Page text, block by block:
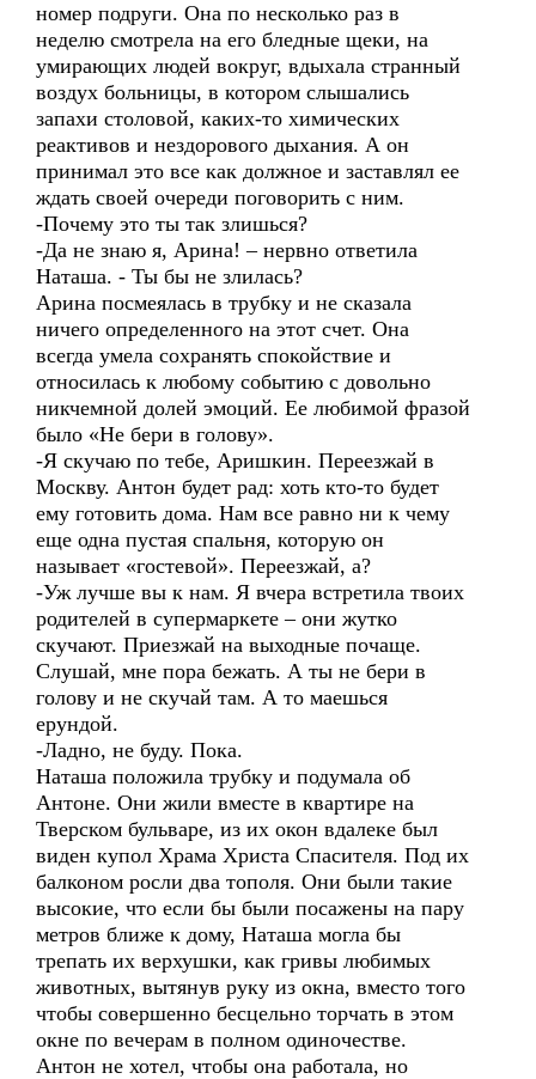
номер подруги. Она по несколько раз в
неделю смотрела на его бледные щеки, на
умирающих людей вокруг, вдыхала странный
воздух больницы, в котором слышались
запахи столовой, каких-то химических
реактивов и нездорового дыхания. А он
принимал это все как должное и заставлял ее
ждать своей очереди поговорить с ним.
-Почему это ты так злишься?
-Да не знаю я, Арина! – нервно ответила
Наташа. - Ты бы не злилась?
Арина посмеялась в трубку и не сказала
ничего определенного на этот счет. Она
всегда умела сохранять спокойствие и
относилась к любому событию с довольно
никчемной долей эмоций. Ее любимой фразой
было «Не бери в голову».
-Я скучаю по тебе, Аришкин. Переезжай в
Москву. Антон будет рад: хоть кто-то будет
ему готовить дома. Нам все равно ни к чему
еще одна пустая спальня, которую он
называет «гостевой». Переезжай, а?
-Уж лучше вы к нам. Я вчера встретила твоих
родителей в супермаркете – они жутко
скучают. Приезжай на выходные почаще.
Слушай, мне пора бежать. А ты не бери в
голову и не скучай там. А то маешься
ерундой.
-Ладно, не буду. Пока.
Наташа положила трубку и подумала об
Антоне. Они жили вместе в квартире на
Тверском бульваре, из их окон вдалеке был
виден купол Храма Христа Спасителя. Под их
балконом росли два тополя. Они были такие
высокие, что если бы были посажены на пару
метров ближе к дому, Наташа могла бы
трепать их верхушки, как гривы любимых
животных, вытянув руку из окна, вместо того
чтобы совершенно бесцельно торчать в этом
окне по вечерам в полном одиночестве.
Антон не хотел, чтобы она работала, но